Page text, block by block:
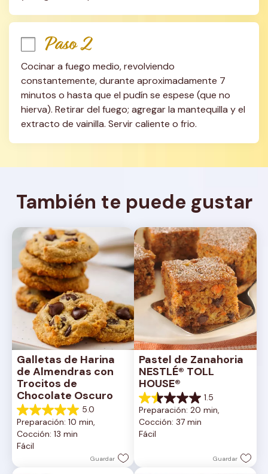
Paso 2
Cocinar a fuego medio, revolviendo
constantemente, durante aproximadamente 7
minutos o hasta que el pudín se espese (que no
hierva). Retirar del fuego; agregar la mantequilla y el
extracto de vainilla. Servir caliente o frio.
También te puede gustar
Galletas de Harina
de Almendras con
Trocitos de
Chocolate Oscuro
5.0
5.0
de
5
estrellas.
reseña
Preparación: 10 min,
Cocción: 13 min
Fácil
Guardar
Pastel de Zanahoria
NESTLÉ® TOLL
HOUSE®
1.5
1.5
de
5
estrellas.
Preparación: 20 min,
Cocción: 37 min
Fácil
Guardar